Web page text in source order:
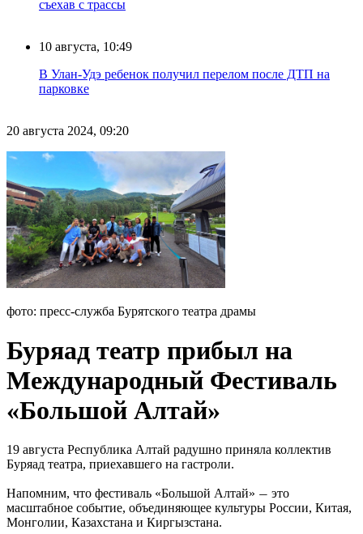
съехав с трассы
10 августа, 10:49
В Улан-Удэ ребенок получил перелом после ДТП на
парковке
20 августа 2024, 09:20
фото: пресс-служба Бурятского театра драмы
Буряад театр прибыл на
Международный Фестиваль
«Большой Алтай»
19 августа Республика Алтай радушно приняла коллектив
Буряад театра, приехавшего на гастроли.
Напомним, что фестиваль «Большой Алтай» — это
масштабное событие, объединяющее культуры России, Китая,
Монголии, Казахстана и Киргызстана.